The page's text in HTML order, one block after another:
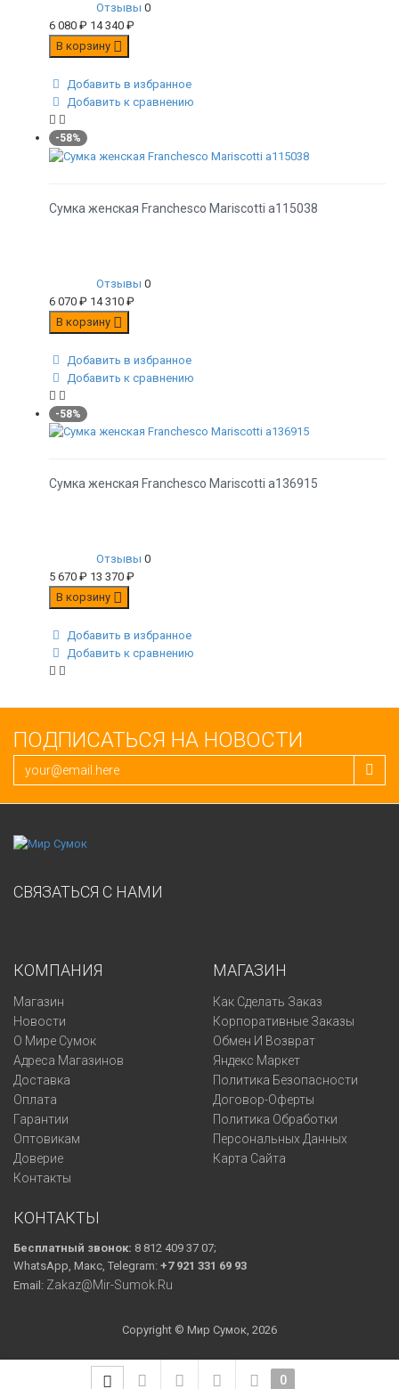
Отзывы 0
6 080 ₽ 14 340 ₽
В корзину
Добавить в избранное
Добавить к сравнению
-58%
Сумка женская Franchesco Mariscotti а115038
Отзывы 0
6 070 ₽ 14 310 ₽
В корзину
Добавить в избранное
Добавить к сравнению
-58%
Сумка женская Franchesco Mariscotti а136915
Отзывы 0
5 670 ₽ 13 370 ₽
В корзину
Добавить в избранное
Добавить к сравнению
ПОДПИСАТЬСЯ НА НОВОСТИ
СВЯЗАТЬСЯ С НАМИ
КОМПАНИЯ
Магазин
Новости
О Мире Сумок
Адреса Магазинов
Доставка
Оплата
Гарантии
Оптовикам
Доверие
Контакты
МАГАЗИН
Как Сделать Заказ
Корпоративные Заказы
Обмен И Возврат
Яндекс Маркет
Политика Безопасности
Договор-Оферты
Политика Обработки
Персональных Данных
Карта Сайта
КОНТАКТЫ
Бесплатный звонок: 8 812 409 37 07;
WhatsApp, Макс, Telegram: +7 921 331 69 93
Email: Zakaz@mir-Sumok.ru
Copyright © Мир Сумок, 2026
0